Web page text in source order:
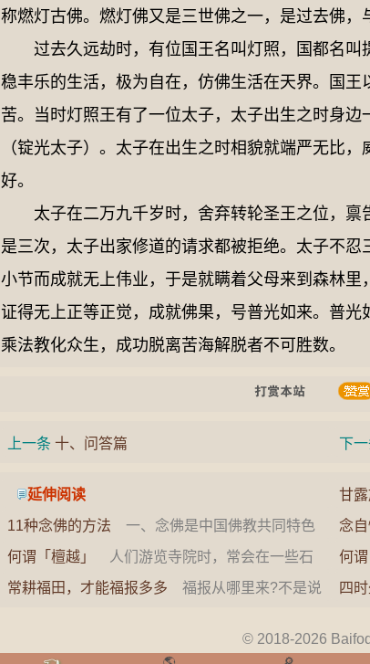
称燃灯古佛。燃灯佛又是三世佛之一，是过去佛，
过去久远劫时，有位国王名叫灯照，国都名叫
稳丰乐的生活，极为自在，仿佛生活在天界。国
苦。当时灯照王有了一位太子，太子出生之时身
（锭光太子）。太子在出生之时相貌就端严无比
好。
太子在二万九千岁时，舍弃转轮圣王之位，禀
是三次，太子出家修道的请求都被拒绝。太子不
小节而成就无上伟业，于是就瞒着父母来到森林
证得无上正等正觉，成就佛果，号普光如来。普
乘法教化众生，成功脱离苦海解脱者不可胜数。
上一条 十、问答篇 下
延伸阅读 甘
饼
11种念佛的方法 一、念佛是中国佛教共同特色
大乘佛教，不论显密，几乎都在阐扬阿弥陀佛的
念
性
何谓「檀越」
人们游览寺院时，常会在一些石
碑的碑文上，看到“檀越”二字。此外，菩萨戒子诵
何谓
是
常耕福田，才能福报多多 福报从哪里来?不是说
四
平清
© 2018-2026